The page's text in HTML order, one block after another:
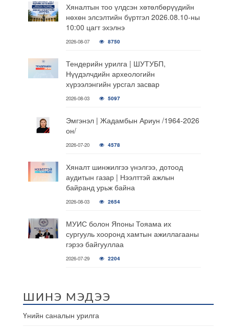
Хяналтын тоо үлдсэн хөтөлбөрүүдийн
нөхөн элсэлтийн бүртгэл 2026.08.10-ны
10:00 цагт эхэлнэ
2026-08-07 8750
Тендерийн урилга | ШУТУБП,
Нүүдэлчдийн археологийн
хүрээлэнгийн урсгал засвар
2026-08-03 5097
Эмгэнэл | Жадамбын Ариун /1964-2026
он/
2026-07-20 4578
Хяналт шинжилгээ үнэлгээ, дотоод
аудитын газар | Нээлттэй ажлын
байранд урьж байна
2026-08-03 2654
МУИС болон Японы Тояама их
сургууль хооронд хамтын ажиллагааны
гэрээ байгууллаа
2026-07-29 2204
ШИНЭ МЭДЭЭ
Үнийн саналын урилга